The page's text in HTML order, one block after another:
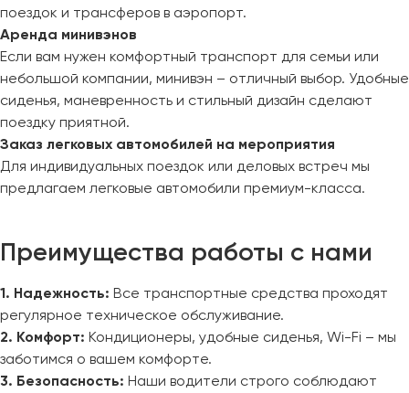
поездок и трансферов в аэропорт.
Аренда минивэнов
Если вам нужен комфортный транспорт для семьи или
небольшой компании, минивэн – отличный выбор. Удобные
сиденья, маневренность и стильный дизайн сделают
поездку приятной.
Заказ легковых автомобилей на мероприятия
Для индивидуальных поездок или деловых встреч мы
предлагаем легковые автомобили премиум-класса.
Преимущества работы с нами
1. Надежность: Все транспортные средства проходят
регулярное техническое обслуживание.
2. Комфорт: Кондиционеры, удобные сиденья, Wi-Fi – мы
заботимся о вашем комфорте.
3. Безопасность: Наши водители строго соблюдают